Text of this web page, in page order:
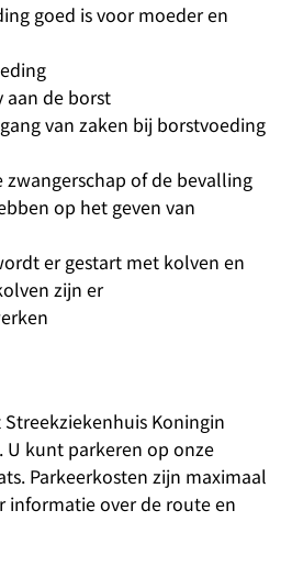
goed is voor moeder en
aan de borst
van zaken bij borstvoeding
zwangerschap of de bevalling
op het geven van
er gestart met kolven en
zijn er
Koningin
U kunt parkeren op onze
Parkeerkosten zijn maximaal
informatie over de route en